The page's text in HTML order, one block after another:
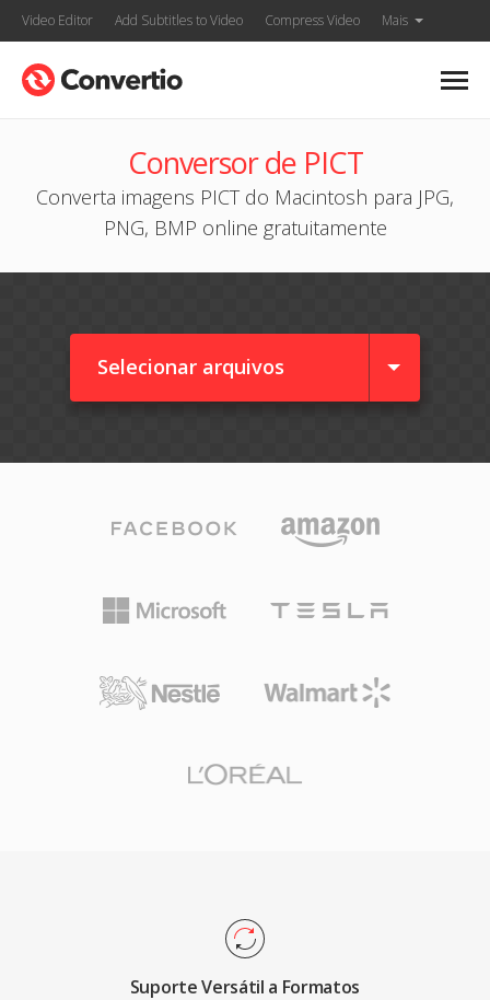
Video Editor Add Subtitles to Video Compress Video Mais
Conversor de PICT
Converta imagens PICT do Macintosh para JPG,
PNG, BMP online gratuitamente
Selecionar arquivos
Suporte Versátil a Formatos